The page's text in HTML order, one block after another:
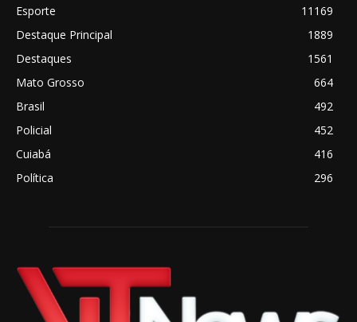
Esporte
11169
Destaque Principal
1889
Destaques
1561
Mato Grosso
664
Brasil
492
Policial
452
Cuiabá
416
Política
296